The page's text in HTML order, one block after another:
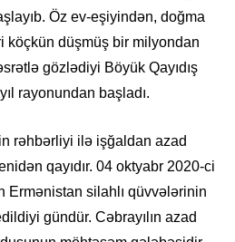
Öz ev-eşiyindən, doğma
köçkün düşmüş bir milyondan
gözlədiyi Böyük Qayıdış
rayonundan başladı.
rəhbərliyi ilə işğaldan azad
qayıdır. 04 oktyabr 2020-ci
Ermənistan silahlı qüvvələrinin
gündür. Cəbrayılın azad